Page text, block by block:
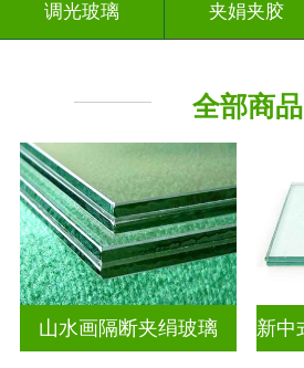
调光玻璃 夹娟夹胶
全部商品
山水画隔断夹绢玻璃